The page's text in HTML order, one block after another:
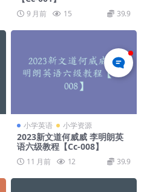
9 月前 15 39.9
小学英语 小学资源
2023新文道何威威 李明朗英
语六级教程【Cc-008】
11 月前 12 39.9